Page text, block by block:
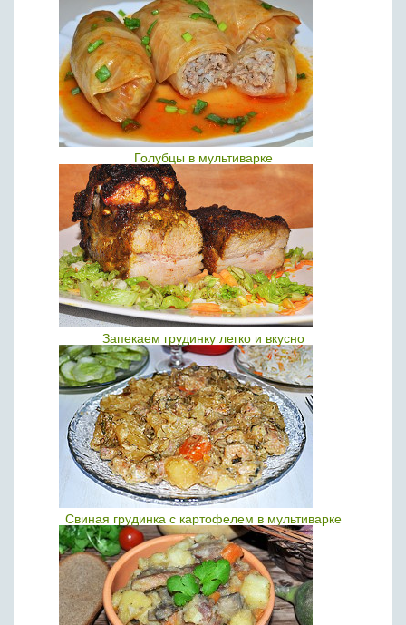
Голубцы в мультиварке
Запекаем грудинку легко и вкусно
Свиная грудинка с картофелем в мультиварке